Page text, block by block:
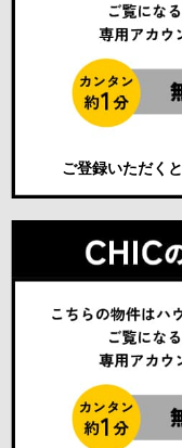
ご登録いただくと